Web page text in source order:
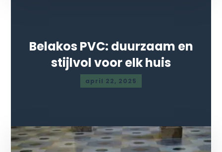
Belakos PVC: duurzaam en
stijlvol voor elk huis
april 22, 2025